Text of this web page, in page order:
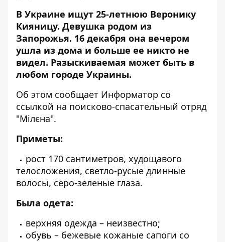
В Украине ищут 25-летнюю Веронику
Кияницу. Девушка родом из
Запорожья. 16 декабря она вечером
ушла из дома и больше ее никто не
видел. Разыскиваемая может быть в
любом городе Украины.
Об этом сообщает Информатор со
ссылкой на поисково-спасательный отряд
"Мілєна".
Приметы:
рост 170 сантиметров, худощавого
телосложения, светло-русые длинные
волосы, серо-зеленые глаза.
Была одета:
верхняя одежда – неизвестно;
обувь – бежевые кожаные сапоги со